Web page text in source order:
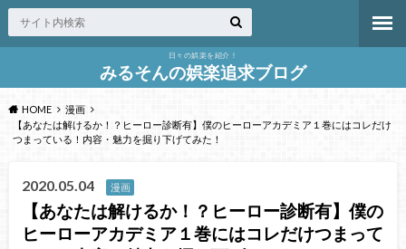
日々の娯楽を紹介！
みるそんの娯楽追求ブログ
HOME
漫画
【あなたは解けるか！？ヒーロー診断有】僕のヒーローアカデミア１巻にはコレだけ
つまっている！内容・魅力を掘り下げてみた！
2020.05.04 漫画
【あなたは解けるか！？ヒーロー診断有】僕の
ヒーローアカデミア１巻にはコレだけつまって